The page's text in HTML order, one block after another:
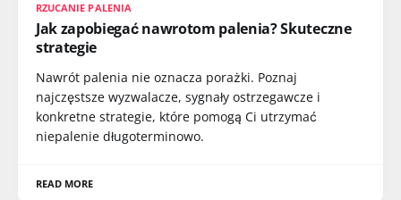
RZUCANIE PALENIA
Jak zapobiegać nawrotom palenia? Skuteczne
strategie
Nawrót palenia nie oznacza porażki. Poznaj
najczęstsze wyzwalacze, sygnały ostrzegawcze i
konkretne strategie, które pomogą Ci utrzymać
niepalenie długoterminowo.
READ MORE